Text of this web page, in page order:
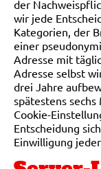
der
wir jede
Kategorien, der
einer
Adresse mit
Adresse selbst
drei Jahre
spätestens
Cookie-
Entscheidung
Einwilligung